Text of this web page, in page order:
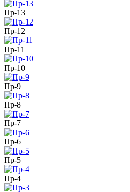
Пр-13
Пр-12
Пр-11
Пр-10
Пр-9
Пр-8
Пр-7
Пр-6
Пр-5
Пр-4